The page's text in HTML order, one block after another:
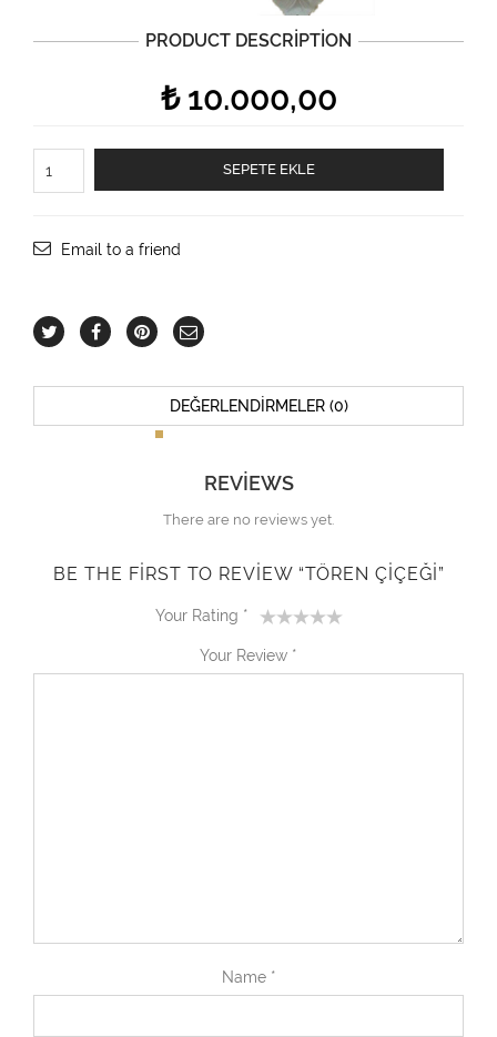
PRODUCT DESCRIPTION
₺10.000,00
çiçeği
SEPETE EKLE
Email to a friend
DEĞERLENDIRMELER (0)
REVIEWS
There are no reviews yet.
BE THE FIRST TO REVIEW “TÖREN ÇIÇEĞI”
Your Rating *
1 4
Your Review *
Name *